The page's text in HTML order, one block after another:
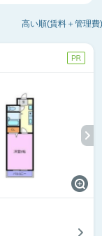
高い順(賃料＋管理費)